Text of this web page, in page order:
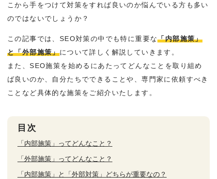
こから手をつけて対策をすれば良いのか悩んでいる方も多い
のではないでしょうか？
この記事では、SEO対策の中でも特に重要な「内部施策」
と「外部施策」について詳しく解説していきます。
また、SEO施策を始めるにあたってどんなことを取り組め
ば良いのか、自分たちでできることや、専門家に依頼すべき
ことなど具体的な施策をご紹介いたします。
目次
「内部施策」ってどんなこと？
「外部施策」ってどんなこと？
「内部施策」と「外部対策」どちらが重要なの？